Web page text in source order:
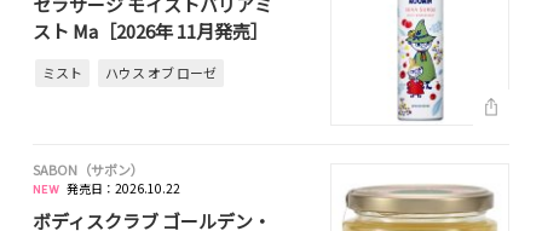
スト Ma［2026年 11月発売］
ミスト ハウス オブ ローゼ
SABON（サボン）
発売日：2026.10.22
ボディスクラブ ゴールデン・